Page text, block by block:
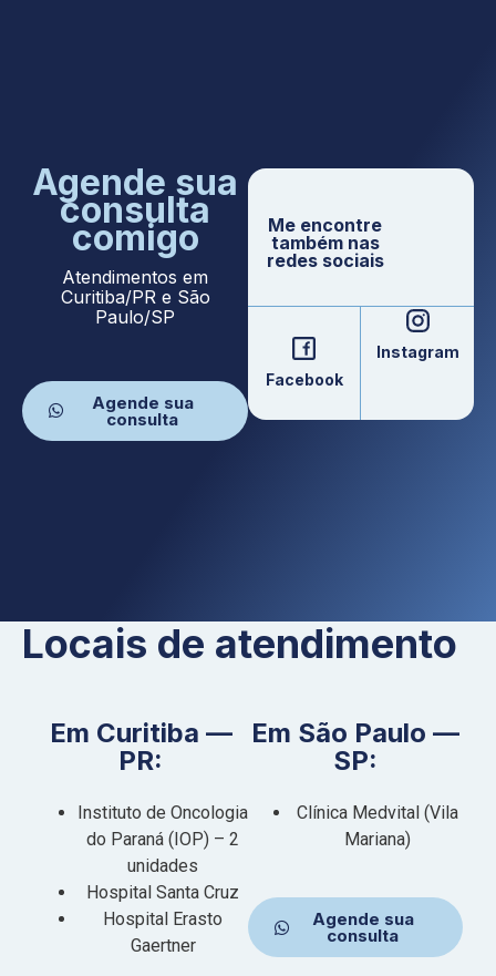
Agende sua
consulta
comigo
Atendimentos em
Curitiba/PR e São
Paulo/SP
Agende sua
consulta
Me encontre
também nas
redes sociais
Facebook
Instagram
Locais de atendimento
Em Curitiba —
PR:
Instituto de Oncologia
do Paraná (IOP) – 2
unidades
Hospital Santa Cruz
Hospital Erasto
Gaertner
Em São Paulo —
SP:
Clínica Medvital (Vila
Mariana)
Agende sua
consulta